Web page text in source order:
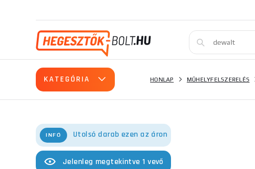
KATEGÓRIA HONLAP MŰHELYFELSZERELÉS
INFÓ Utolsó darab ezen az áron
Jelenleg megtekintve 1 vevő